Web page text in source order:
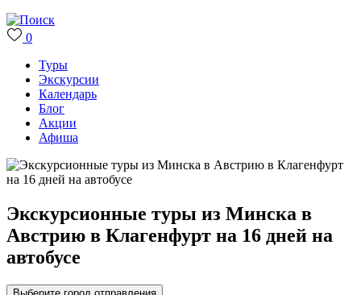
0
Туры
Экскурсии
Календарь
Блог
Акции
Афиша
Экскурсионные туры из Минска в
Австрию в Клагенфурт на 16 дней на
автобусе